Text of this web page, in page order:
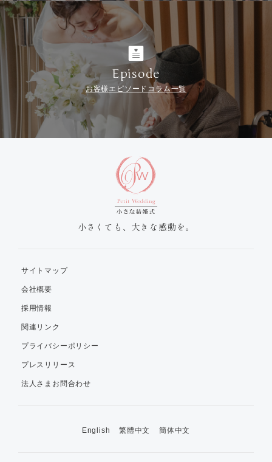
Episode
お客様エピソードコラム一覧
小さくても、大きな感動を。
サイトマップ
会社概要
採用情報
関連リンク
プライバシーポリシー
プレスリリース
法人さまお問合わせ
English 繁體中文 簡体中文